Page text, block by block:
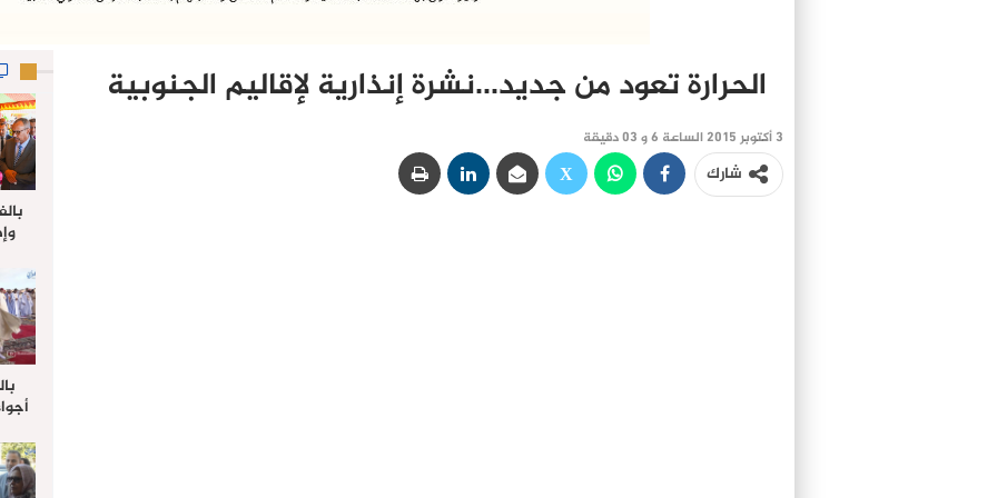
الحرارة تعود من جديد…نشرة إنذارية لإقاليم الجنوبية
3 أكتوبر 2015 الساعة 6 و 03 دقيقة
شارك